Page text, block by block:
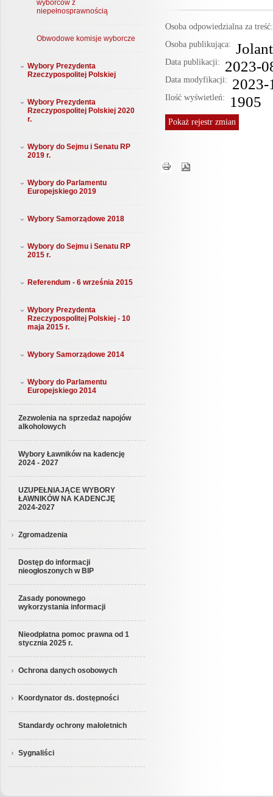
wyborców z
niepełnosprawnością
Obwodowe komisje wyborcze
Wybory Prezydenta
Rzeczypospolitej Polskiej
Wybory Prezydenta
Rzeczypospolitej Polskiej 2020
r.
Wybory do Sejmu i Senatu RP
2019 r.
Wybory do Parlamentu
Europejskiego 2019
Wybory Samorządowe 2018
Wybory do Sejmu i Senatu RP
2015 r.
Referendum - 6 września 2015
Wybory Prezydenta
Rzeczypospolitej Polskiej - 10
maja 2015 r.
Wybory Samorządowe 2014
Wybory do Parlamentu
Europejskiego 2014
Zezwolenia na sprzedaż napojów
alkoholowych
Wybory Ławników na kadencję
2024 - 2027
UZUPEŁNIAJĄCE WYBORY
ŁAWNIKÓW NA KADENCJĘ
2024-2027
Zgromadzenia
Dostęp do informacji
nieogłoszonych w BIP
Zasady ponownego
wykorzystania informacji
Nieodpłatna pomoc prawna od 1
stycznia 2025 r.
Ochrona danych osobowych
Koordynator ds. dostępności
Standardy ochrony małoletnich
Sygnaliści
Osoba odpowiedzialna za
Osoba publikująca:
Data publikacji: 2023-
Data modyfikacji: 2023-
Ilość wyświetleń: 1905
Pokażrejestr zmian